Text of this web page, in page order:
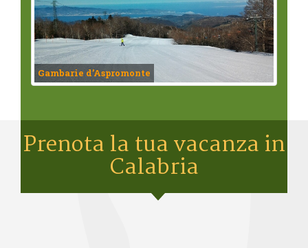
Gambarie d’Aspromonte
Prenota la tua vacanza in
Calabria